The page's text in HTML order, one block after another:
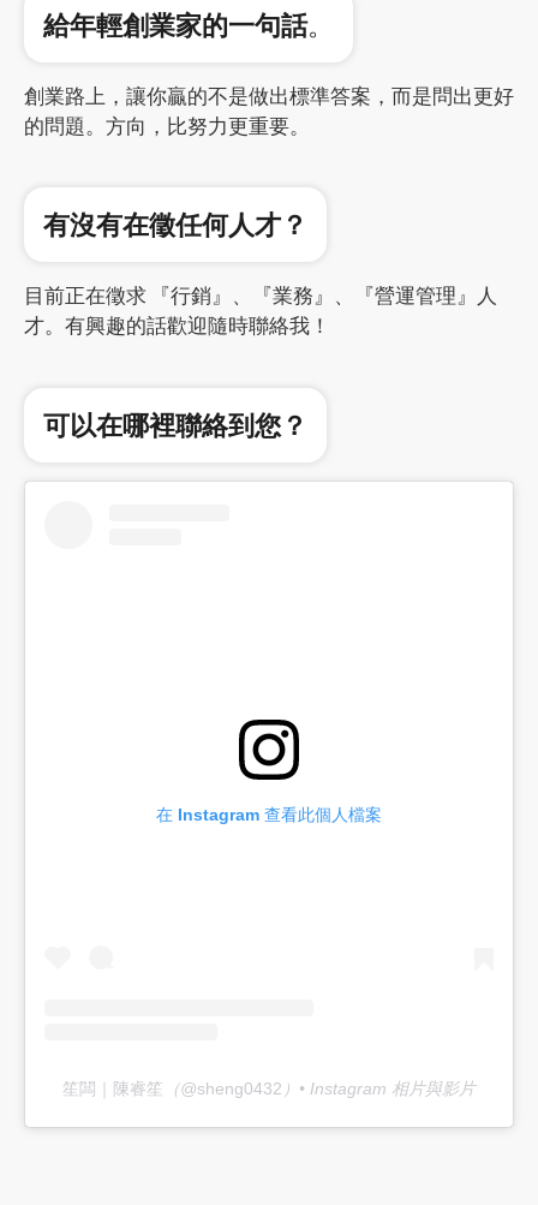
給年輕創業家的一句話。
創業路上，讓你贏的不是做出標準答案，而是問出更好
的問題。方向，比努力更重要。
有沒有在徵任何人才？
目前正在徵求 『行銷』、『業務』、『營運管理』人
才。有興趣的話歡迎隨時聯絡我！
可以在哪裡聯絡到您？
在 Instagram 查看此個人檔案
笙闆｜陳睿笙 （@sheng0432 ）• Instagram 相片與影片